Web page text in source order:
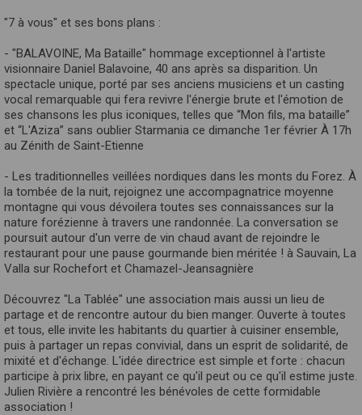
"7 à vous" et ses bons plans :
- "BALAVOINE, Ma Bataille" hommage exceptionnel à l'artiste
visionnaire Daniel Balavoine, 40 ans après sa disparition. Un
spectacle unique, porté par ses anciens musiciens et un casting
vocal remarquable qui fera revivre l'énergie brute et l'émotion de
ses chansons les plus iconiques, telles que “Mon fils, ma bataille”
et “L'Aziza” sans oublier Starmania ce dimanche 1er février À 17h
au Zénith de Saint-Etienne
- Les traditionnelles veillées nordiques dans les monts du Forez. À
la tombée de la nuit, rejoignez une accompagnatrice moyenne
montagne qui vous dévoilera toutes ses connaissances sur la
nature forézienne à travers une randonnée. La conversation se
poursuit autour d'un verre de vin chaud avant de rejoindre le
restaurant pour une pause gourmande bien méritée ! à Sauvain, La
Valla sur Rochefort et Chamazel-Jeansagnière
Découvrez "La Tablée" une association mais aussi un lieu de
partage et de rencontre autour du bien manger. Ouverte à toutes
et tous, elle invite les habitants du quartier à cuisiner ensemble,
puis à partager un repas convivial, dans un esprit de solidarité, de
mixité et d'échange. L'idée directrice est simple et forte : chacun
participe à prix libre, en payant ce qu'il peut ou ce qu'il estime juste.
Julien Rivière a rencontré les bénévoles de cette formidable
association !